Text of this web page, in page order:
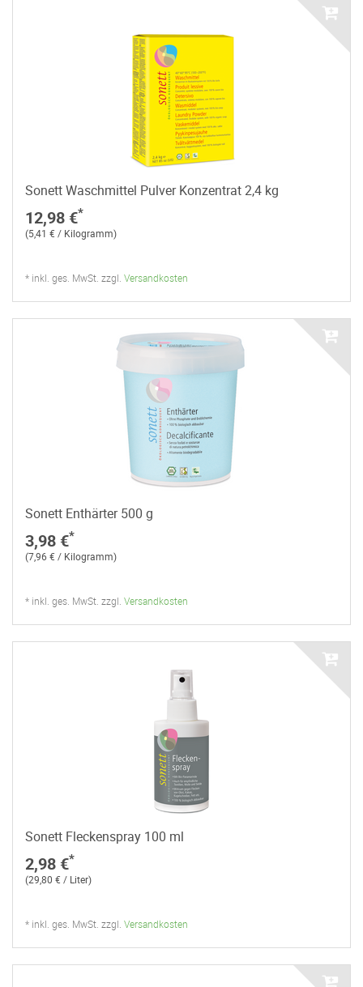
Sonett Waschmittel Pulver Konzentrat 2,4 kg
12,98 €*
(5,41 € / Kilogramm)
* inkl. ges. MwSt. zzgl. Versandkosten
Sonett Enthärter 500 g
3,98 €*
(7,96 € / Kilogramm)
* inkl. ges. MwSt. zzgl. Versandkosten
Sonett Fleckenspray 100 ml
2,98 €*
(29,80 € / Liter)
* inkl. ges. MwSt. zzgl. Versandkosten